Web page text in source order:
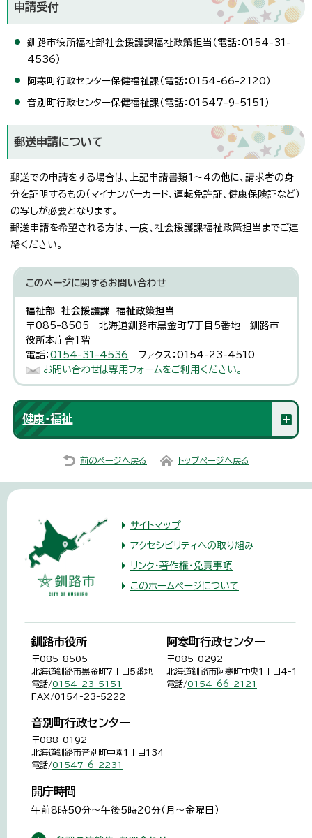
申請受付
釧路市役所福祉部社会援護課福祉政策担当（電話：0154-31-
4536）
阿寒町行政センター保健福祉課（電話：0154-66-2120）
音別町行政センター保健福祉課（電話：01547-9-5151）
郵送申請について
郵送での申請をする場合は、上記申請書類1～4の他に、請求者の身
分を証明するもの（マイナンバーカード、運転免許証、健康保険証など）
の写しが必要となります。
郵送申請を希望される方は、一度、社会援護課福祉政策担当までご連
絡ください。
このページに関するお問い合わせ
福祉部 社会援護課 福祉政策担当
〒085-8505 北海道釧路市黒金町7丁目5番地 釧路市
役所本庁舎1階
電話：0154-31-4536
ファクス：0154-23-4510
お問い合わせは専用フォームをご利用ください。
健康・福祉
前のページへ戻る トップページへ戻る
サイトマップ
アクセシビリティへの取り組み
リンク・著作権・免責事項
このホームページについて
釧路市役所
〒085-8505
北海道釧路市黒金町7丁目5番地
電話/0154-23-5151
FAX/0154-23-5222
阿寒町行政センター
〒085-0292
北海道釧路市阿寒町中央1丁目4-1
電話/0154-66-2121
音別町行政センター
〒088-0192
北海道釧路市音別町中園1丁目134
電話/01547-6-2231
開庁時間
午前8時50分～午後5時20分（月～金曜日）